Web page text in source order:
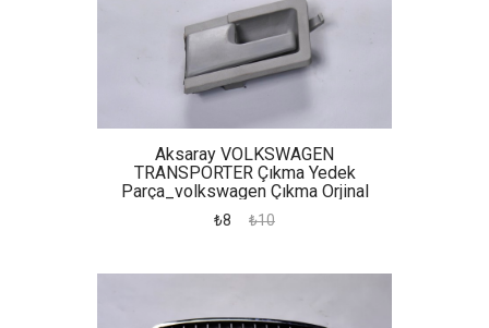
Aksaray VOLKSWAGEN
TRANSPORTER Çıkma Yedek
Parça_volkswagen Çıkma Orjinal
Yedek Parça Transpoerter Iç Açma
Kapı Kolu
₺8 ₺10